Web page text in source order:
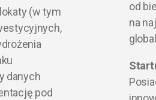
(w tym
danych
pod
od
na